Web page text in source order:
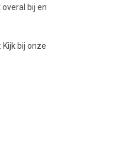
bij en
bij onze